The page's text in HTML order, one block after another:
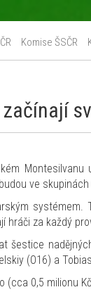
Komise ŠSČR
ve
hráči za každý
šestice
(O16) a
(cca 0,5 milionu